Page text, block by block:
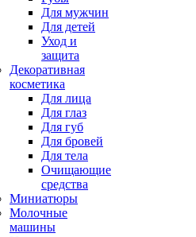
Для мужчин
Для детей
Уход и
защита
Декоративная
косметика
Для лица
Для глаз
Для губ
Для бровей
Для тела
Очищающие
средства
Миниатюры
Молочные
машины